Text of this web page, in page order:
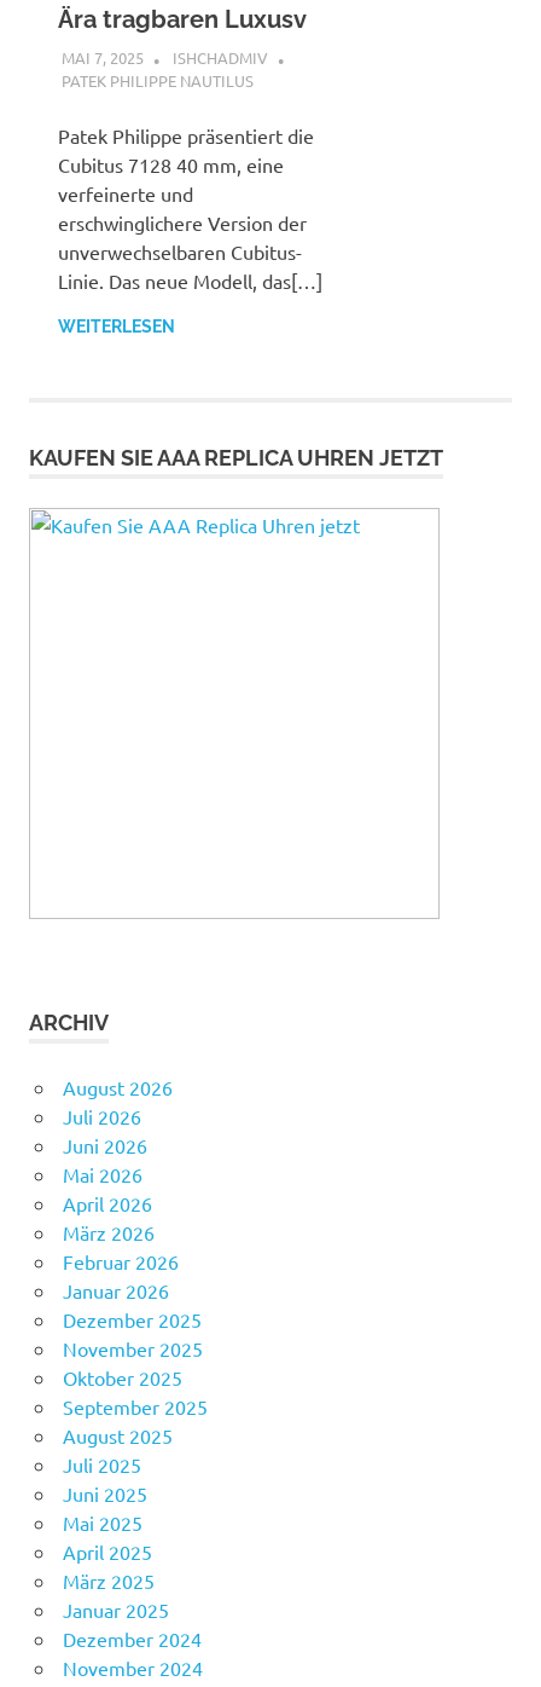
Ära tragbaren Luxusv
MAI 7, 2025
ISHCHADMIV
PATEK PHILIPPE NAUTILUS
Patek Philippe präsentiert die
Cubitus 7128 40 mm, eine
verfeinerte und
erschwinglichere Version der
unverwechselbaren Cubitus-
Linie. Das neue Modell, das[…]
WEITERLESEN
KAUFEN SIE AAA REPLICA UHREN JETZT
ARCHIV
August 2026
Juli 2026
Juni 2026
Mai 2026
April 2026
März 2026
Februar 2026
Januar 2026
Dezember 2025
November 2025
Oktober 2025
September 2025
August 2025
Juli 2025
Juni 2025
Mai 2025
April 2025
März 2025
Januar 2025
Dezember 2024
November 2024